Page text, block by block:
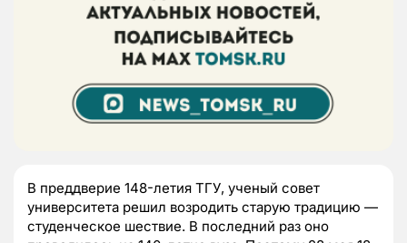
В преддверие 148-летия ТГУ, ученый совет
университета решил возродить старую традицию —
студенческое шествие. В последний раз оно